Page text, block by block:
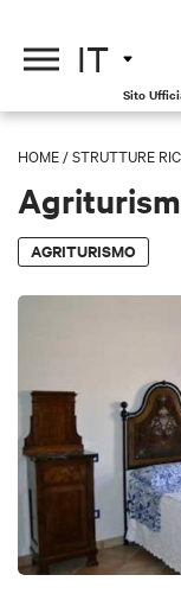
IT
Sito
HOME /STRUTTURE
AGRITURISMO